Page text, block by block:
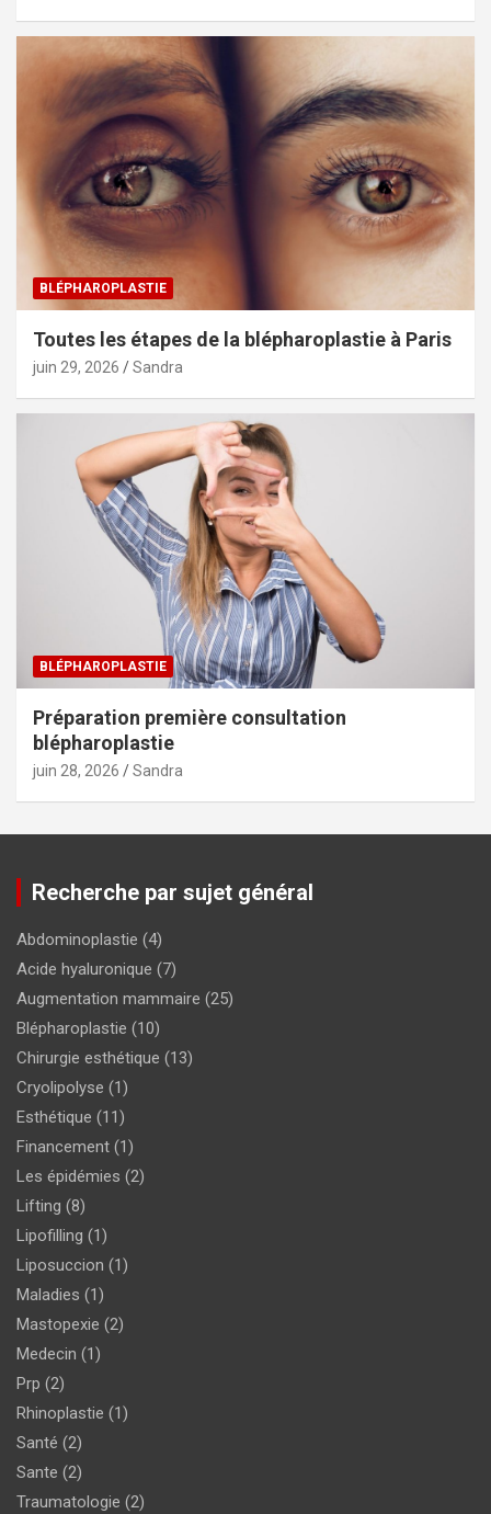
BLÉPHAROPLASTIE
Toutes les étapes de la blépharoplastie à Paris
juin 29, 2026 Sandra
BLÉPHAROPLASTIE
Préparation première consultation
blépharoplastie
juin 28, 2026 Sandra
Recherche par sujet général
Abdominoplastie (4)
Acide hyaluronique (7)
Augmentation mammaire (25)
Blépharoplastie (10)
Chirurgie esthétique (13)
Cryolipolyse (1)
Esthétique (11)
Financement (1)
Les épidémies (2)
Lifting (8)
Lipofilling (1)
Liposuccion (1)
Maladies (1)
Mastopexie (2)
Medecin (1)
Prp (2)
Rhinoplastie (1)
Santé (2)
Sante (2)
Traumatologie (2)